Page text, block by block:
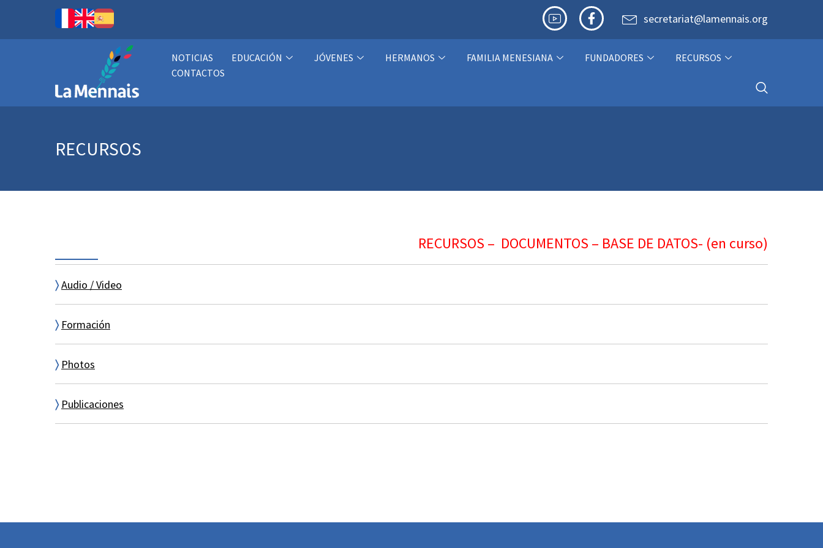
secretariat@lamennais.org
NOTICIAS EDUCACIÓN JÓVENES HERMANOS FAMILIA MENESIANA FUNDADORES
RECURSOS
CONTACTOS
RECURSOS
RECURSOS – DOCUMENTOS – BASE DE DATOS- (en curso)
〉Audio / Video
〉 Formación
〉 Photos
〉 Publicaciones